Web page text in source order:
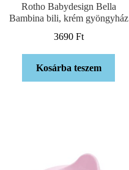
Rotho Babydesign Bella
Bambina bili, krém gyöngyház
3690 Ft
Kosárba teszem